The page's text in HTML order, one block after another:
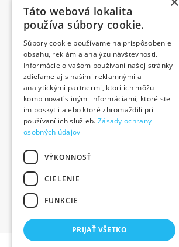
About us
Contact
Products
We contributed
Job offer
Táto webová lokalita
používa súbory cookie.
Súbory cookie používame na prispôsobenie
obsahu, reklám a analýzu návštevnosti.
Informácie o vašom používaní našej stránky
zdieľame aj s našimi reklamnými a
analytickými partnermi, ktorí ich môžu
kombinovať s inými informáciami, ktoré ste
im poskytli alebo ktoré zhromaždili pri
používaní ich služieb. Zásady ochrany
osobných údajov
VÝKONNOSŤ
CIELENIE
FUNKCIE
PRIJAŤ VŠETKO